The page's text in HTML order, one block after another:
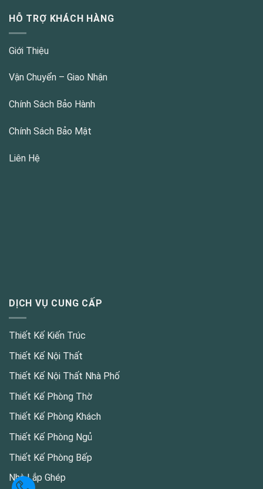
HỖ TRỢ KHÁCH HÀNG
Giới Thiệu
Vận Chuyển – Giao Nhận
Chính Sách Bảo Hành
Chính Sách Bảo Mật
Liên Hệ
DỊCH VỤ CUNG CẤP
Thiết Kế Kiến Trúc
Thiết Kế Nội Thất
Thiết Kế Nội Thất Nhà Phố
Thiết Kế Phòng Thờ
Thiết Kế Phòng Khách
Thiết Kế Phòng Ngủ
Thiết Kế Phòng Bếp
Nhà Lắp Ghép